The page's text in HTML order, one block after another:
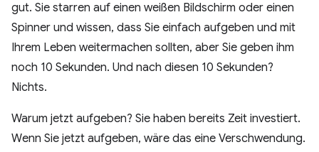
gut. Sie starren auf einen weißen Bildschirm oder einen
Spinner und wissen, dass Sie einfach aufgeben und mit
Ihrem Leben weitermachen sollten, aber Sie geben ihm
noch 10 Sekunden. Und nach diesen 10 Sekunden?
Nichts.
Warum jetzt aufgeben? Sie haben bereits Zeit investiert.
Wenn Sie jetzt aufgeben, wäre das eine Verschwendung.